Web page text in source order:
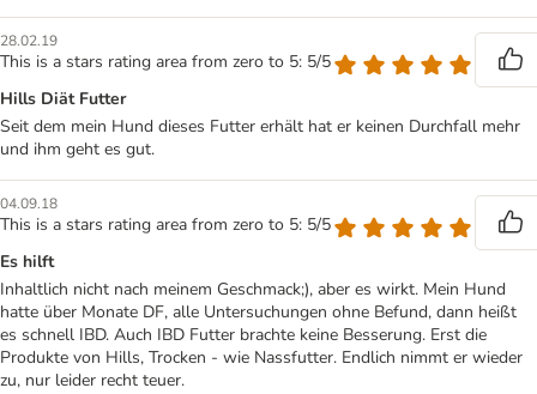
28.02.19
This is a stars rating area from zero to 5: 5/5
Hills Diät Futter
Seit dem mein Hund dieses Futter erhält hat er keinen Durchfall mehr
und ihm geht es gut.
04.09.18
This is a stars rating area from zero to 5: 5/5
Es hilft
Inhaltlich nicht nach meinem Geschmack;), aber es wirkt. Mein Hund
hatte über Monate DF, alle Untersuchungen ohne Befund, dann heißt
es schnell IBD. Auch IBD Futter brachte keine Besserung. Erst die
Produkte von Hills, Trocken - wie Nassfutter. Endlich nimmt er wieder
zu, nur leider recht teuer.